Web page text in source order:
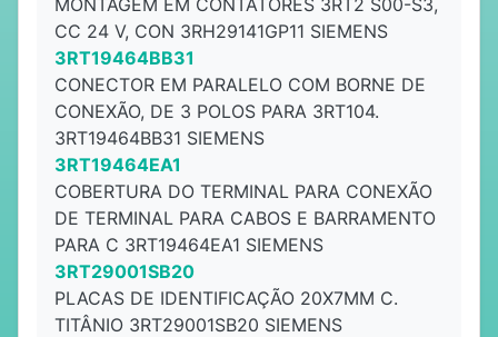
MONTAGEM EM CONTATORES 3RT2 S00-S3,
CC 24 V, CON 3RH29141GP11 SIEMENS
3RT19464BB31
CONECTOR EM PARALELO COM BORNE DE
CONEXÃO, DE 3 POLOS PARA 3RT104.
3RT19464BB31 SIEMENS
3RT19464EA1
COBERTURA DO TERMINAL PARA CONEXÃO
DE TERMINAL PARA CABOS E BARRAMENTO
PARA C 3RT19464EA1 SIEMENS
3RT29001SB20
PLACAS DE IDENTIFICAÇÃO 20X7MM C.
TITÂNIO 3RT29001SB20 SIEMENS